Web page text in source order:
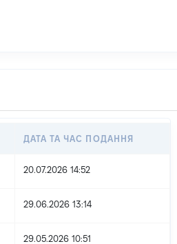
ДАТА ТА ЧАС ПОДАННЯ
20.07.2026 14:52
29.06.2026 13:14
29.05.2026 10:51